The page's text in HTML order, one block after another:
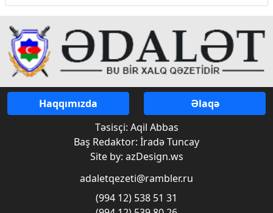
Haqqımızda
Əlaqə
Təsisçi: Aqil Abbas
Baş Redaktor: İradə Tuncay
Site by: azDesign.ws
adaletqezeti@rambler.ru
(994 12) 538 51 31